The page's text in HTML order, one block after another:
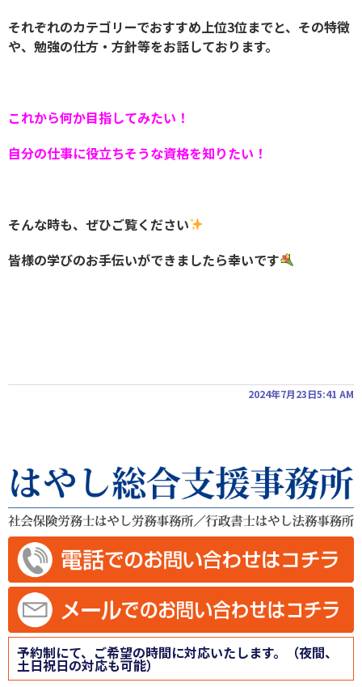
それぞれのカテゴリーでおすすめ上位3位までと、その特徴
や、勉強の仕方・方針等をお話しております。
これから何か目指してみたい！
自分の仕事に役立ちそうな資格を知りたい！
そんな時も、ぜひご覧ください
皆様の学びのお手伝いができましたら幸いです
2024年7月23日5:41 AM
予約制にて、ご希望の時間に対応いたします。（夜間、
土日祝日の対応も可能）